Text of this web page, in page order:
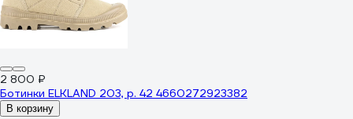
2 800 ₽
Ботинки ELKLAND 203, р. 42 4660272923382
В корзину